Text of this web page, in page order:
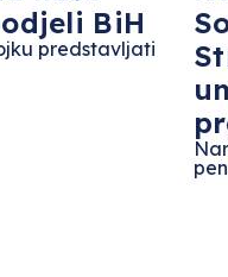
BiH
predstavljati